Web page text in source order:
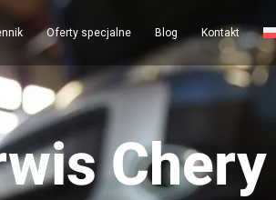
Oferty specjalne Blog Kontakt
Chery